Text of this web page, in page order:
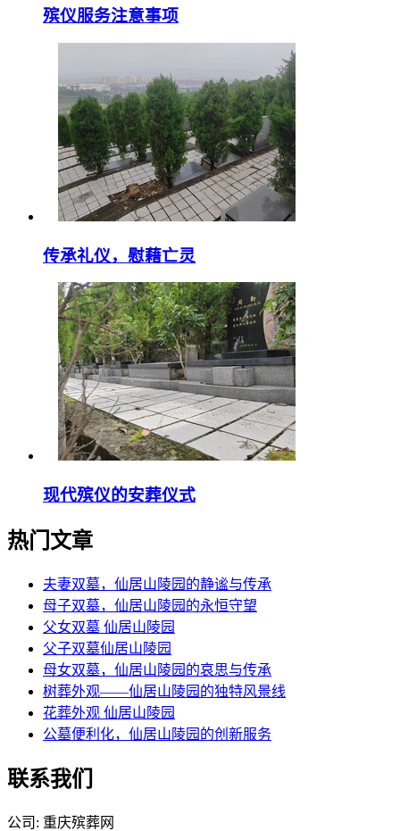
殡仪服务注意事项
传承礼仪，慰藉亡灵
现代殡仪的安葬仪式
热门文章
夫妻双墓，仙居山陵园的静谧与传承
母子双墓，仙居山陵园的永恒守望
父女双墓 仙居山陵园
父子双墓仙居山陵园
母女双墓，仙居山陵园的哀思与传承
树葬外观——仙居山陵园的独特风景线
花葬外观 仙居山陵园
公墓便利化，仙居山陵园的创新服务
联系我们
公司: 重庆殡葬网